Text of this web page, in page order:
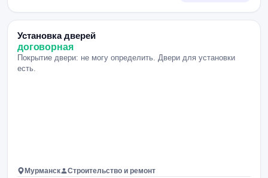
Установка дверей
договорная
Покрытие двери: не могу определить. Двери для установки
есть.
Мурманск Строительство и ремонт